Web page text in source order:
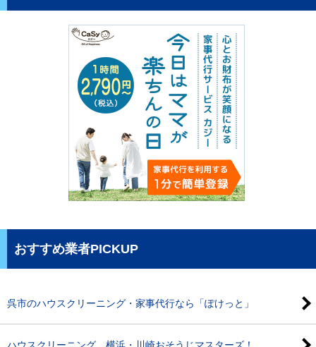
おすすめ業者PICKUP
呉市のハウスクリーニング・家事代行なら「ぽけっと」
ハウスクリーニング 横浜・川崎おそうじマスターズ！